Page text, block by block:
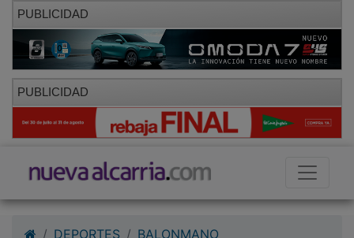
PUBLICIDAD
PUBLICIDAD